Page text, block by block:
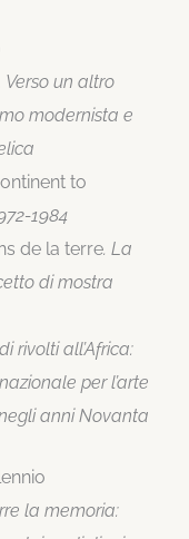
Verso un altro
modernista e
to
1984
de la terre. La
di mostra
rivolti all’Africa:
per l’arte
anni Novanta
la memoria: